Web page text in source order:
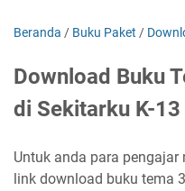
Beranda / Buku Paket /
Download Buku
di Sekitarku K-13
Untuk anda para
link download buku tema